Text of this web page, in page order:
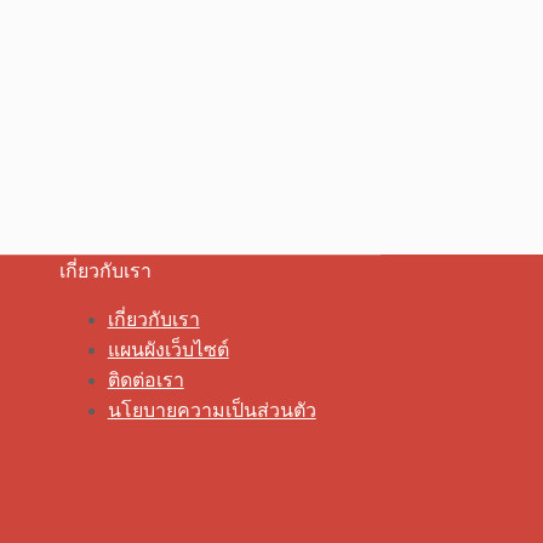
เกี่ยวกับเรา
เกี่ยวกับเรา
แผนผังเว็บไซต์
ติดต่อเรา
นโยบายความเป็นส่วนตัว